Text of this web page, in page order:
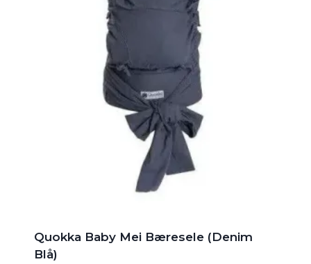
Quokka Baby Mei Bæresele (Denim
Blå)